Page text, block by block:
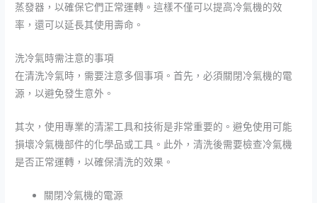
蒸發器，以確保它們正常運轉。這樣不僅可以提高冷氣機的效
率，還可以延長其使用壽命。
洗冷氣時需注意的事項
在清洗冷氣時，需要注意多個事項。首先，必須關閉冷氣機的電
源，以避免發生意外。
其次，使用專業的清潔工具和技術是非常重要的。避免使用可能
損壞冷氣機部件的化學品或工具。此外，清洗後需要檢查冷氣機
是否正常運轉，以確保清洗的效果。
關閉冷氣機的電源